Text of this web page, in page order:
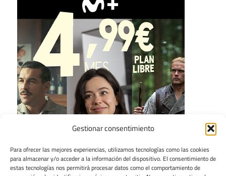
Gestionar consentimiento
Para ofrecer las mejores experiencias, utilizamos tecnologías como las cookies
para almacenar y/o acceder a la información del dispositivo. El consentimiento de
estas tecnologías nos permitirá procesar datos como el comportamiento de